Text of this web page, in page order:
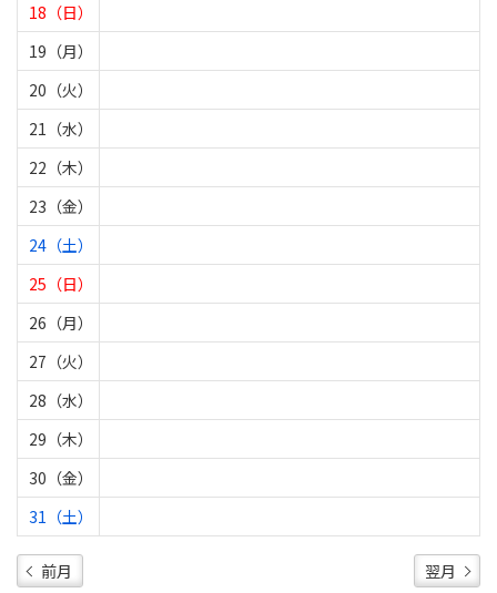
18（日）
19（月）
20（火）
21（水）
22（木）
23（金）
24（土）
25（日）
26（月）
27（火）
28（水）
29（木）
30（金）
31（土）
前月 翌月